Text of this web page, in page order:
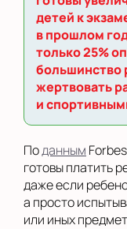
детей к
в прошлом
только 25%
большинство
жертвовать
и
Поданным
готовы платить
даже если
а просто
или иных